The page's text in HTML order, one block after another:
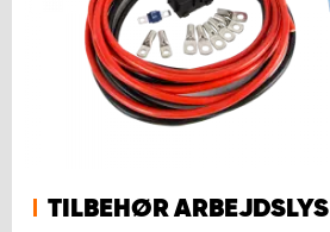
TILBEHØR ARBEJDSLYS